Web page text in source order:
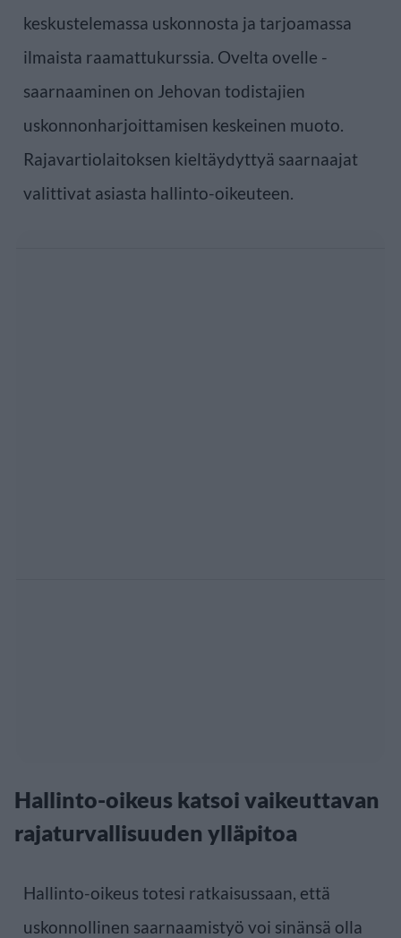
keskustelemassa uskonnosta ja tarjoamassa
ilmaista raamattukurssia. Ovelta ovelle -
saarnaaminen on Jehovan todistajien
uskonnonharjoittamisen keskeinen muoto.
Rajavartiolaitoksen kieltäydyttyä saarnaajat
valittivat asiasta hallinto-oikeuteen.
Hallinto-oikeus katsoi vaikeuttavan
rajaturvallisuuden ylläpitoa
Hallinto-oikeus totesi ratkaisussaan, että
uskonnollinen saarnaamistyö voi sinänsä olla